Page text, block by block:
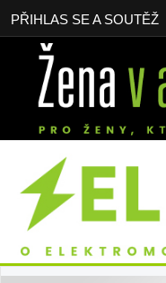
PŘIHLAS SE A SOUTĚŽ